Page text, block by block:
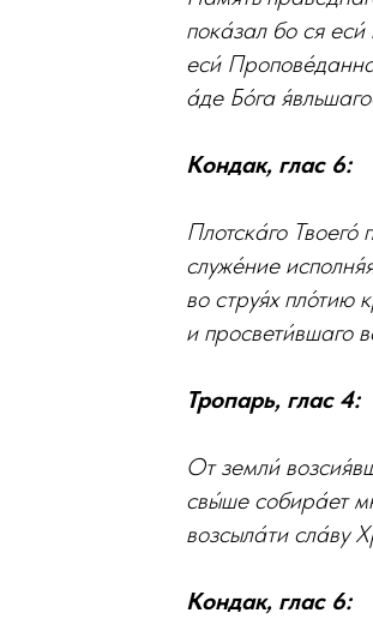
пока́зал бо ся
еси́
а́де Бо́га
Кондак, глас 6:
Плотска́го
служе́ние
во струя́х пло́тию
и просвети́вшаго
Тропарь, глас 4:
От земли́
свы́ше собира́ет
возсыла́ти сла́ву
Кондак, глас 6: